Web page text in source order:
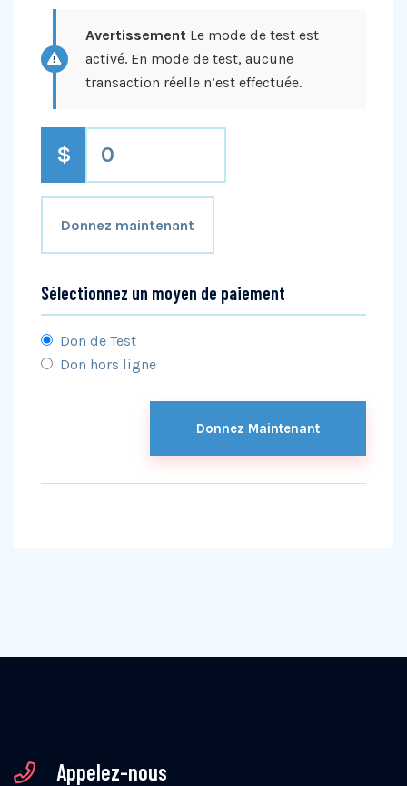
Avertissement Le mode de test est
activé. En mode de test, aucune
transaction réelle n’est effectuée.
$ 0
Donnez maintenant
Sélectionnez un moyen de paiement
Don de Test
Don hors ligne
Appelez-nous